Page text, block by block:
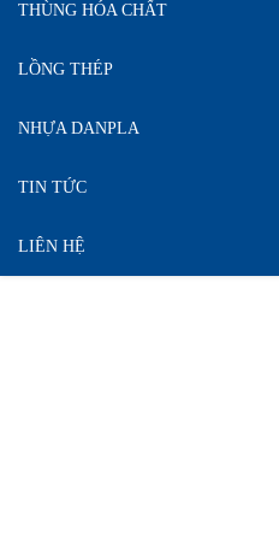
THÙNG HÓA CHẤT
LỒNG THÉP
NHỰA DANPLA
TIN TỨC
LIÊN HỆ